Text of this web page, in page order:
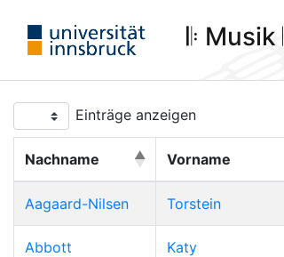
𝄆 Musik 𝄀
Einträge anzeigen
Nachname Vorname
Aagaard-Nilsen Torstein
Abbott Katy